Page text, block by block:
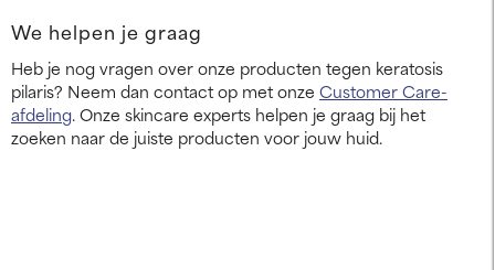
We helpen je graag
Heb je nog vragen over onze producten tegen keratosis
pilaris? Neem dan contact op met onze Customer Care-
afdeling. Onze skincare experts helpen je graag bij het
zoeken naar de juiste producten voor jouw huid.